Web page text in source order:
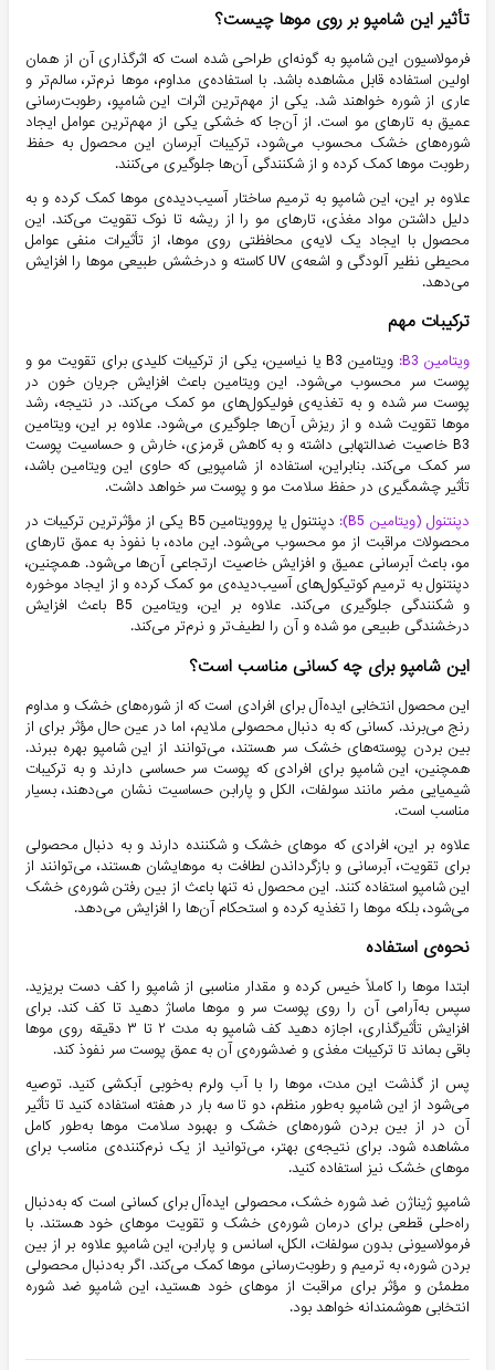
تأثیر این شامپو بر روی موها چیست؟
فرمولاسیون این شامپو به گونه‌ای طراحی شده است که اثرگذاری آن از همان
اولین استفاده قابل مشاهده باشد. با استفاده‌ی مداوم، موها نرم‌تر، سالم‌تر و
عاری از شوره خواهند شد. یکی از مهم‌ترین اثرات این شامپو، رطوبت‌رسانی
عمیق به تارهای مو است. از آن‌جا که خشکی یکی از مهم‌ترین عوامل ایجاد
شوره‌های خشک محسوب می‌شود، ترکیبات آبرسان این محصول به حفظ
رطوبت موها کمک کرده و از شکنندگی آن‌ها جلوگیری می‌کنند.
علاوه بر این، این شامپو به ترمیم ساختار آسیب‌دیده‌ی موها کمک کرده و به
دلیل داشتن مواد مغذی، تارهای مو را از ریشه تا نوک تقویت می‌کند. این
محصول با ایجاد یک لایه‌ی محافظتی روی موها، از تأثیرات منفی عوامل
محیطی نظیر آلودگی و اشعه‌ی UV کاسته و درخشش طبیعی موها را افزایش
می‌دهد.
ترکیبات مهم
ویتامین B3:
ویتامین B3 یا نیاسین، یکی از ترکیبات کلیدی برای تقویت مو و
پوست سر محسوب می‌شود. این ویتامین باعث افزایش جریان خون در
پوست سر شده و به تغذیه‌ی فولیکول‌های مو کمک می‌کند. در نتیجه، رشد
موها تقویت شده و از ریزش آن‌ها جلوگیری می‌شود. علاوه بر این، ویتامین
B3 خاصیت ضدالتهابی داشته و به کاهش قرمزی، خارش و حساسیت پوست
سر کمک می‌کند. بنابراین، استفاده از شامپویی که حاوی این ویتامین باشد،
تأثیر چشمگیری در حفظ سلامت مو و پوست سر خواهد داشت.
دپنتنول (ویتامین B5):
دپنتنول یا پروویتامین B5 یکی از مؤثرترین ترکیبات در
محصولات مراقبت از مو محسوب می‌شود. این ماده، با نفوذ به عمق تارهای
مو، باعث آبرسانی عمیق و افزایش خاصیت ارتجاعی آن‌ها می‌شود. همچنین،
دپنتنول به ترمیم کوتیکول‌های آسیب‌دیده‌ی مو کمک کرده و از ایجاد موخوره
و شکنندگی جلوگیری می‌کند. علاوه بر این، ویتامین B5 باعث افزایش
درخشندگی طبیعی مو شده و آن را لطیف‌تر و نرم‌تر می‌کند.
این شامپو برای چه کسانی مناسب است؟
این محصول انتخابی ایده‌آل برای افرادی است که از شوره‌های خشک و مداوم
رنج می‌برند. کسانی که به دنبال محصولی ملایم، اما در عین حال مؤثر برای از
بین بردن پوسته‌های خشک سر هستند، می‌توانند از این شامپو بهره ببرند.
همچنین، این شامپو برای افرادی که پوست سر حساسی دارند و به ترکیبات
شیمیایی مضر مانند سولفات، الکل و پارابن حساسیت نشان می‌دهند، بسیار
مناسب است.
علاوه بر این، افرادی که موهای خشک و شکننده دارند و به دنبال محصولی
برای تقویت، آبرسانی و بازگرداندن لطافت به موهایشان هستند، می‌توانند از
این شامپو استفاده کنند. این محصول نه تنها باعث از بین رفتن شوره‌ی خشک
می‌شود، بلکه موها را تغذیه کرده و استحکام آن‌ها را افزایش می‌دهد.
نحوه‌ی استفاده‌
ابتدا موها را کاملاً خیس کرده و مقدار مناسبی از شامپو را کف دست بریزید.
سپس به‌آرامی آن را روی پوست سر و موها ماساژ دهید تا کف کند. برای
افزایش تأثیرگذاری، اجازه دهید کف شامپو به مدت ۲ تا ۳ دقیقه روی موها
باقی بماند تا ترکیبات مغذی و ضدشوره‌ی آن به عمق پوست سر نفوذ کند.
پس از گذشت این مدت، موها را با آب ولرم به‌خوبی آبکشی کنید. توصیه
می‌شود از این شامپو به‌طور منظم، دو تا سه بار در هفته استفاده کنید تا تأثیر
آن در از بین بردن شوره‌های خشک و بهبود سلامت موها به‌طور کامل
مشاهده شود. برای نتیجه‌ی بهتر، می‌توانید از یک نرم‌کننده‌ی مناسب برای
موهای خشک نیز استفاده کنید.
شامپو ژیناژن ضد شوره خشک، محصولی ایده‌آل برای کسانی است که به‌دنبال
راه‌حلی قطعی برای درمان شوره‌ی خشک و تقویت موهای خود هستند. با
فرمولاسیونی بدون سولفات، الکل، اسانس و پارابن، این شامپو علاوه بر از بین
بردن شوره، به ترمیم و رطوبت‌رسانی موها کمک می‌کند. اگر به‌دنبال محصولی
مطمئن و مؤثر برای مراقبت از موهای خود هستید، این شامپو ضد شوره
انتخابی هوشمندانه خواهد بود.